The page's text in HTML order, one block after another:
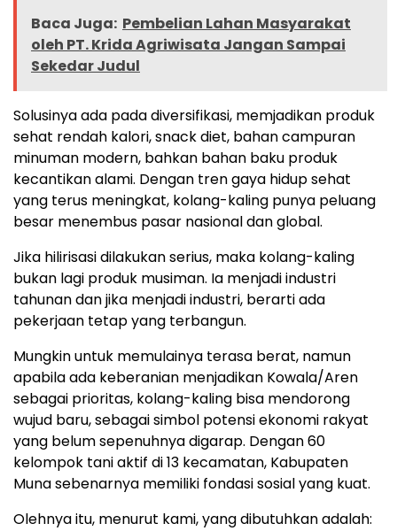
Baca Juga: Pembelian Lahan Masyarakat
oleh PT. Krida Agriwisata Jangan Sampai
Sekedar Judul
Solusinya ada pada diversifikasi, memjadikan produk
sehat rendah kalori, snack diet, bahan campuran
minuman modern, bahkan bahan baku produk
kecantikan alami. Dengan tren gaya hidup sehat
yang terus meningkat, kolang-kaling punya peluang
besar menembus pasar nasional dan global.
Jika hilirisasi dilakukan serius, maka kolang-kaling
bukan lagi produk musiman. Ia menjadi industri
tahunan dan jika menjadi industri, berarti ada
pekerjaan tetap yang terbangun.
Mungkin untuk memulainya terasa berat, namun
apabila ada keberanian menjadikan Kowala/Aren
sebagai prioritas, kolang-kaling bisa mendorong
wujud baru, sebagai simbol potensi ekonomi rakyat
yang belum sepenuhnya digarap. Dengan 60
kelompok tani aktif di 13 kecamatan, Kabupaten
Muna sebenarnya memiliki fondasi sosial yang kuat.
Olehnya itu, menurut kami, yang dibutuhkan adalah: